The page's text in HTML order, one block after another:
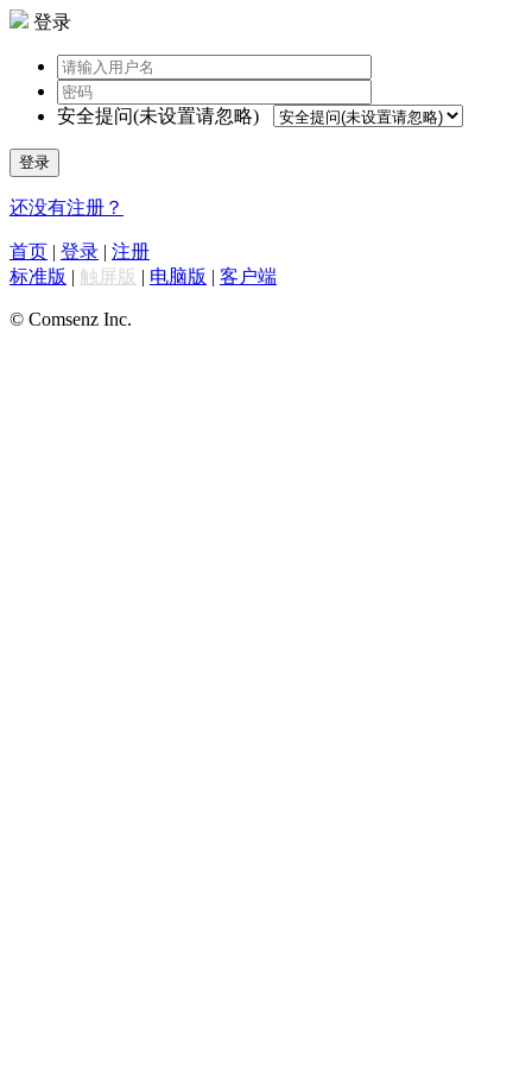
登录
安全提问(未设置请忽略)
登录
还没有注册？
首页 | 登录 | 注册
标准版 | 触屏版 | 电脑版 | 客户端
© Comsenz Inc.